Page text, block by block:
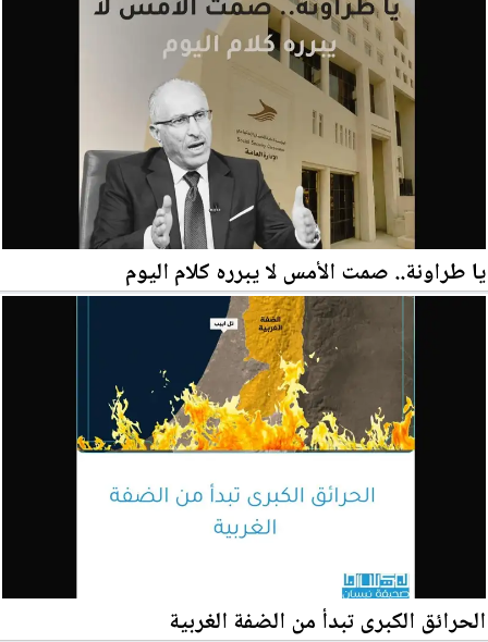
يا طراونة.. صمت الأمس لا يبرره كلام اليوم
الحرائق الكبرى تبدأ من الضفة الغربية